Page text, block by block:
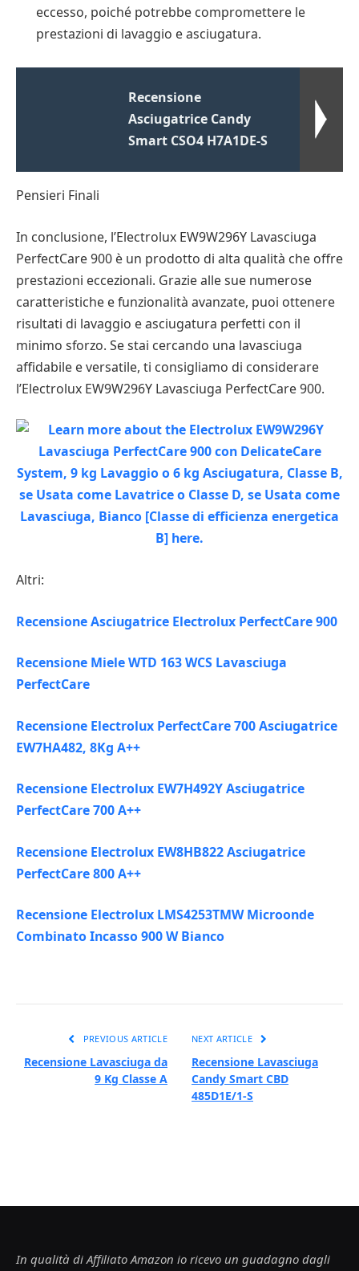
eccesso, poiché potrebbe compromettere le
prestazioni di lavaggio e asciugatura.
Recensione
Asciugatrice Candy
Smart CSO4 H7A1DE-S
Pensieri Finali
In conclusione, l’Electrolux EW9W296Y Lavasciuga
PerfectCare 900 è un prodotto di alta qualità che offre
prestazioni eccezionali. Grazie alle sue numerose
caratteristiche e funzionalità avanzate, puoi ottenere
risultati di lavaggio e asciugatura perfetti con il
minimo sforzo. Se stai cercando una lavasciuga
affidabile e versatile, ti consigliamo di considerare
l’Electrolux EW9W296Y Lavasciuga PerfectCare 900.
Altri:
Recensione Asciugatrice Electrolux PerfectCare 900
Recensione Miele WTD 163 WCS Lavasciuga
PerfectCare
Recensione Electrolux PerfectCare 700 Asciugatrice
EW7HA482, 8Kg A++
Recensione Electrolux EW7H492Y Asciugatrice
PerfectCare 700 A++
Recensione Electrolux EW8HB822 Asciugatrice
PerfectCare 800 A++
Recensione Electrolux LMS4253TMW Microonde
Combinato Incasso 900 W Bianco
PREVIOUS ARTICLE
Recensione Lavasciuga da
9 Kg Classe A
NEXT ARTICLE
Recensione Lavasciuga
Candy Smart CBD
485D1E/1-S
In qualità di Affiliato Amazon io ricevo un guadagno dagli